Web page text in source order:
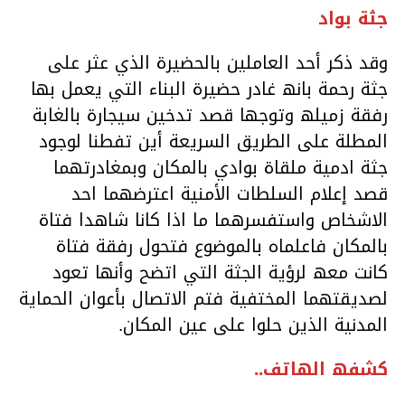
جثة بواد
وقد ذكر أحد العاملین بالحضیرة الذي عثر على
جثة رحمة بانھ غادر حضیرة البناء التي یعمل بھا
رفقة زمیلھ وتوجھا قصد تدخین سیجارة بالغابة
المطلة على الطریق السریعة أین تفطنا لوجود
جثة ادمیة ملقاة بوادي بالمكان وبمغادرتھما
قصد إعلام السلطات الأمنیة اعترضھما احد
الاشخاص واستفسرھما ما اذا كانا شاھدا فتاة
بالمكان فاعلماه بالموضوع فتحول رفقة فتاة
كانت معھ لرؤیة الجثة التي اتضح وأنھا تعود
لصدیقتھما المختفیة فتم الاتصال بأعوان الحمایة
المدنیة الذین حلوا على عین المكان.
كشفھ الھاتف..